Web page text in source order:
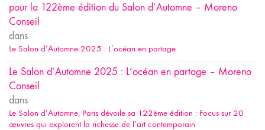
pour la 122ème édition du Salon d’Automne – Moreno
Conseil
dans
Le Salon d’Automne 2025 : L’océan en partage
Le Salon d’Automne 2025 : L’océan en partage – Moreno
Conseil
dans
Le Salon d’Automne, Paris dévoile sa 122ème édition : Focus sur 20
œuvres qui explorent la richesse de l’art contemporain